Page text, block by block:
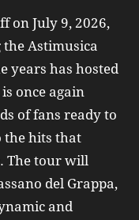
on July 9, 2026,
Astimusica
years has hosted
once again
of fans ready to
the hits that
The tour will
del Grappa,
and